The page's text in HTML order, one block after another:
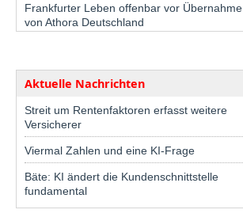
Frankfurter Leben offenbar vor Übernahme
von Athora Deutschland
Aktuelle Nachrichten
Streit um Rentenfaktoren erfasst weitere
Versicherer
Viermal Zahlen und eine KI-Frage
Bäte: KI ändert die Kundenschnittstelle
fundamental